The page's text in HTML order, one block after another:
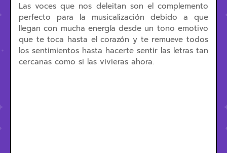
Las voces que nos deleitan son el complemento
perfecto para la musicalización debido a que
llegan con mucha energía desde un tono emotivo
que te toca hasta el corazón y te remueve todos
los sentimientos hasta hacerte sentir las letras tan
cercanas como si las vivieras ahora.